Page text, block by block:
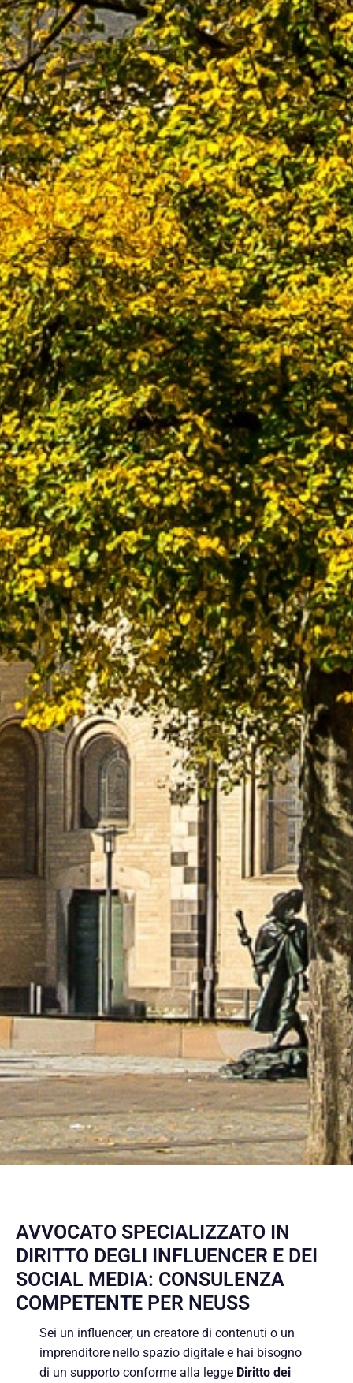
AVVOCATO SPECIALIZZATO IN
DIRITTO DEGLI INFLUENCER E DEI
SOCIAL MEDIA: CONSULENZA
COMPETENTE PER NEUSS
Sei un influencer, un creatore di contenuti o un
imprenditore nello spazio digitale e hai bisogno
di un supporto conforme alla legge Diritto dei